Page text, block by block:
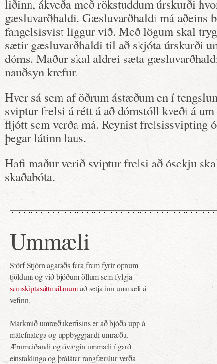
liðinn, ákveða með rökstuddum úrskurði
gæsluvarðhaldi. Gæsluvarðhaldi má aðeins
fangelsisvist liggur við. Með lögum skal
sætir gæsluvarðhaldi til að skjóta úrskurði
dóms. Maður skal aldrei sæta
nauðsyn krefur.
Hver sá sem af öðrum ástæðum en í
sviptur frelsi á rétt á að dómstóll kveði á
fljótt sem verða má. Reynist frelsissvipting
þegar látinn laus.
Hafi maður verið sviptur frelsi að ósekju
skaðabóta.
Ummæli
Störf Stjórnlagaráðs fara fram fyrir opnum
tjöldum og við bjóðum öllum sem fylgja
samskiptasáttmálanumað setja inn ummæli á
vefinn.
Markmið umræðukerfisins er að bjóða upp á
málefnalega og uppbyggjandi umræðu.
Ærumeiðandi og óvægin ummæli í garð
einstaklinga og þrálátar rangfærslur verða